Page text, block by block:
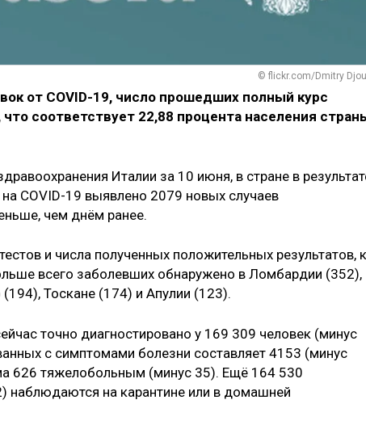
© flickr.com/Dmitry
от COVID-19, число прошедших полный курс
соответствует 22,88 процента населения
Италии за 10 июня, в стране в
COVID-19 выявлено 2079 новых случаев
чем днём ранее.
и числа полученных положительных результатов,
всего заболевших обнаружено в Ломбардии (352),
Тоскане (174) и Апулии (123).
точно диагностировано у 169 309 человек (минус
с симптомами болезни составляет 4153 (минус
626 тяжелобольным (минус 35). Ещё 164 530
наблюдаются на карантине или в домашней